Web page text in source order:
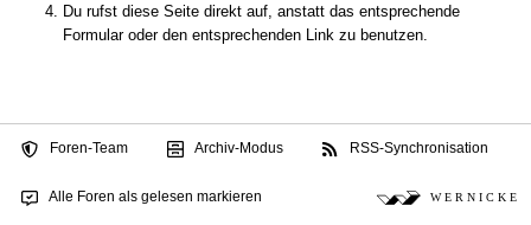
Du rufst diese Seite direkt auf, anstatt das entsprechende
Formular oder den entsprechenden Link zu benutzen.
Foren-Team Archiv-Modus RSS-Synchronisation
Alle Foren als gelesen markieren W E R N I C K E